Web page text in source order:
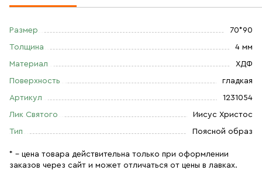
Размер 70*90
Толщина 4 мм
Материал ХДФ
Поверхность гладкая
Артикул 1231054
Лик Святого Иисус Христос
Тип Поясной образ
* – цена товара действительна только при оформлении
заказов через сайт и может отличаться от цены в лавках.